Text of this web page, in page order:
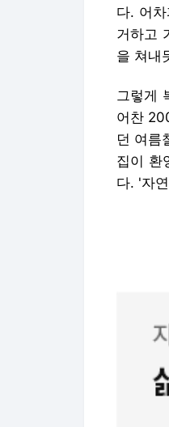
다. 어
거하고
을 쳐내
그렇게
어찬
던 여름
집이 환
다. '자